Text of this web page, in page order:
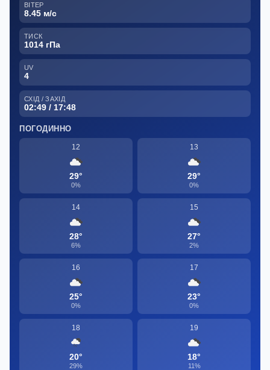
ВІТЕР
8.45 м/с
ТИСК
1014 гПа
UV
4
СХІД / ЗАХІД
02:49 / 17:48
ПОГОДИННО
12
29°
0%
13
29°
0%
14
28°
6%
15
27°
2%
16
25°
0%
17
23°
0%
18
20°
29%
19
18°
11%